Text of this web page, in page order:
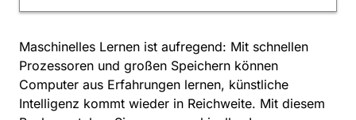
Maschinelles Lernen ist aufregend: Mit schnellen
Prozessoren und großen Speichern können
Computer aus Erfahrungen lernen, künstliche
Intelligenz kommt wieder in Reichweite. Mit diesem